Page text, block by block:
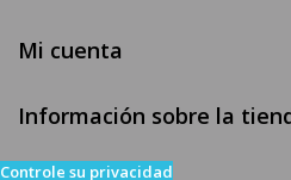
Mi cuenta
Información sobre la
Controle su privacidad